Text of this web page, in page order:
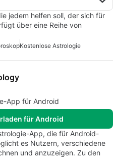
jedem helfen soll, der sich für
über eine Reihe von
Kostenlose Astrologie
App für Android
für Android
App, die für Android-
es Nutzern, verschiedene
und anzuzeigen. Zu den